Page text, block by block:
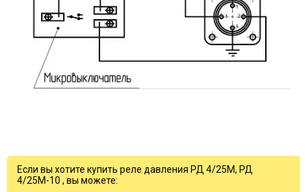
Если вы хотите купить реле давления РД 4/25М, РД
4/25М-10 , вы можете: